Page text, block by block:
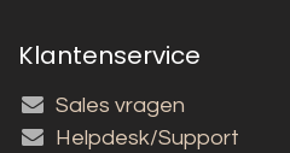
Klantenservice
Sales vragen
Helpdesk/Support